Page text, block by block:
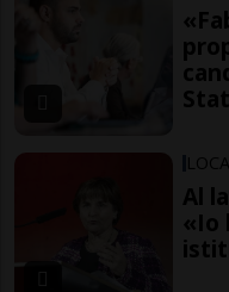
Al
«Io